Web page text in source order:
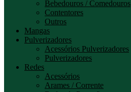
Bebedouros / Comedouros
Contentores
Outros
Mangas
Pulverizadores
Acessórios Pulverizadores
Pulverizadores
Redes
Acessórios
Arames / Corrente